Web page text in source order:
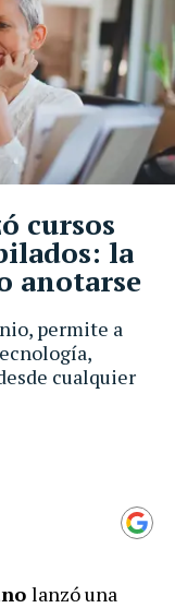
permite a
cualquier
cursos
la
anotarse
lanzó una